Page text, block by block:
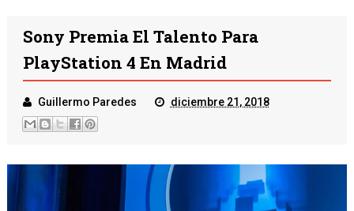
Sony Premia El Talento Para
PlayStation 4 En Madrid
Guillermo Paredes diciembre 21, 2018